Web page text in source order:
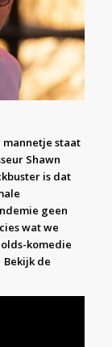
mannetje staat
Shawn
is dat
geen
wat we
komedie
de